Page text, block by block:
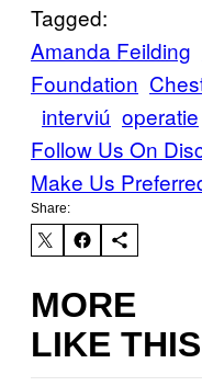
Tagged:
Amanda Feilding
Foundation
interviú operatie
Follow Us On
Make Us
Share:
MORE
LIKE THIS